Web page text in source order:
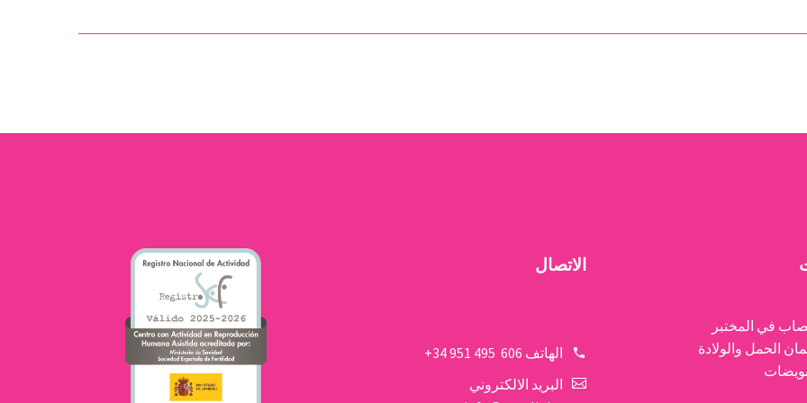
الاتصال
الهاتف 606 495 951 34+
البريد الالكتروني
في المختبر
الحمل والولادة